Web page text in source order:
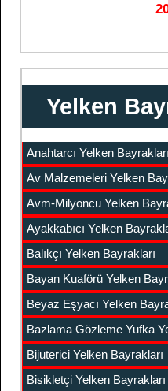
Yelken
Anahtarcı Yelken Bayrakları
Av Malzemeleri Yelken
Avm-Milyoncu Yelken
Ayakkabıcı Yelken
Balıkçı Yelken Bayrakları
Bayan Kuaförü Yelken
Beyaz Eşyacı Yelken
Bazlama Gözleme Yufka
Bijuterici Yelken Bayrakları
Bisikletçi Yelken Bayrakları